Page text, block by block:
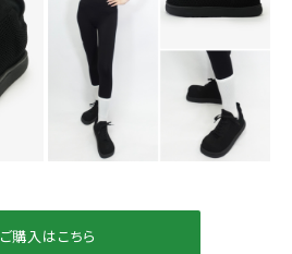
ご購入はこちら